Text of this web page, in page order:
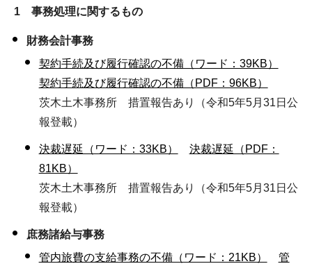
1 事務処理に関するもの
財務会計事務
契約手続及び履行確認の不備（ワード：39KB）
契約手続及び履行確認の不備（PDF：96KB）
茨木土木事務所 措置報告あり（令和5年5月31日公
報登載）
決裁遅延（ワード：33KB）
決裁遅延（PDF：
81KB）
茨木土木事務所 措置報告あり（令和5年5月31日公
報登載）
庶務諸給与事務
管内旅費の支給事務の不備（ワード：21KB）
管